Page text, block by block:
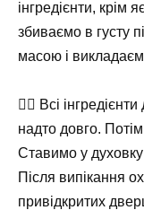
інгредієнти, крім
збиваємо в густу
масою і
👉🏻 Всі
надто довго.
Ставимо у духовку
Після випікання
привідкритих